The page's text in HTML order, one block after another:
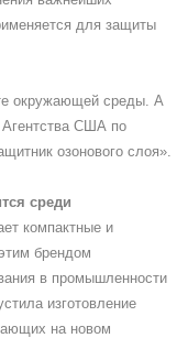
для защиты
окружающей среды. А
Агентства США по
озонового слоя».
среди
компактные и
брендом
в промышленности
изготовление
на новом